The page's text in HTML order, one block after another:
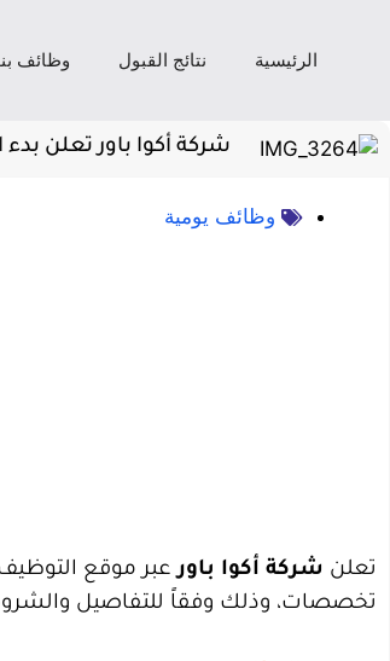
الرئيسية نتائج القبول وظائف
شركة أكوا باور تعلن
وظائف يومية
تعلن شركة أكوا باور عبر موقع
تخصصات، وذلك وفقاً للتفاصيل